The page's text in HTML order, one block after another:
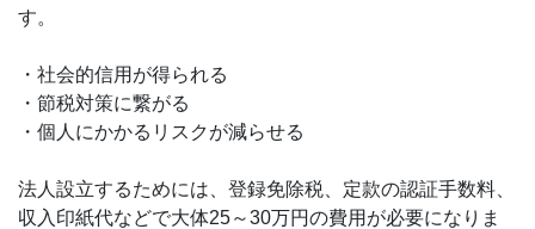
す。
・社会的信用が得られる
・節税対策に繋がる
・個人にかかるリスクが減らせる
法人設立するためには、登録免除税、定款の認証手数料、
収入印紙代などで大体25～30万円の費用が必要になりま